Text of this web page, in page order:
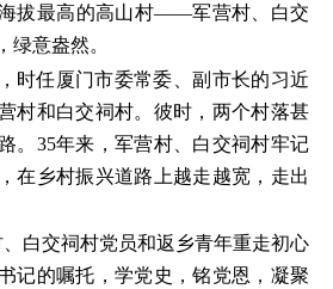
拔最高的高山村——军营村、白交
绿意盎然。
时任厦门市委常委、副市长的习近
村和白交祠村。彼时，两个村落甚
。35年来，军营村、白交祠村牢记
在乡村振兴道路上越走越宽，走出
白交祠村党员和返乡青年重走初心
记的嘱托，学党史，铭党恩，凝聚